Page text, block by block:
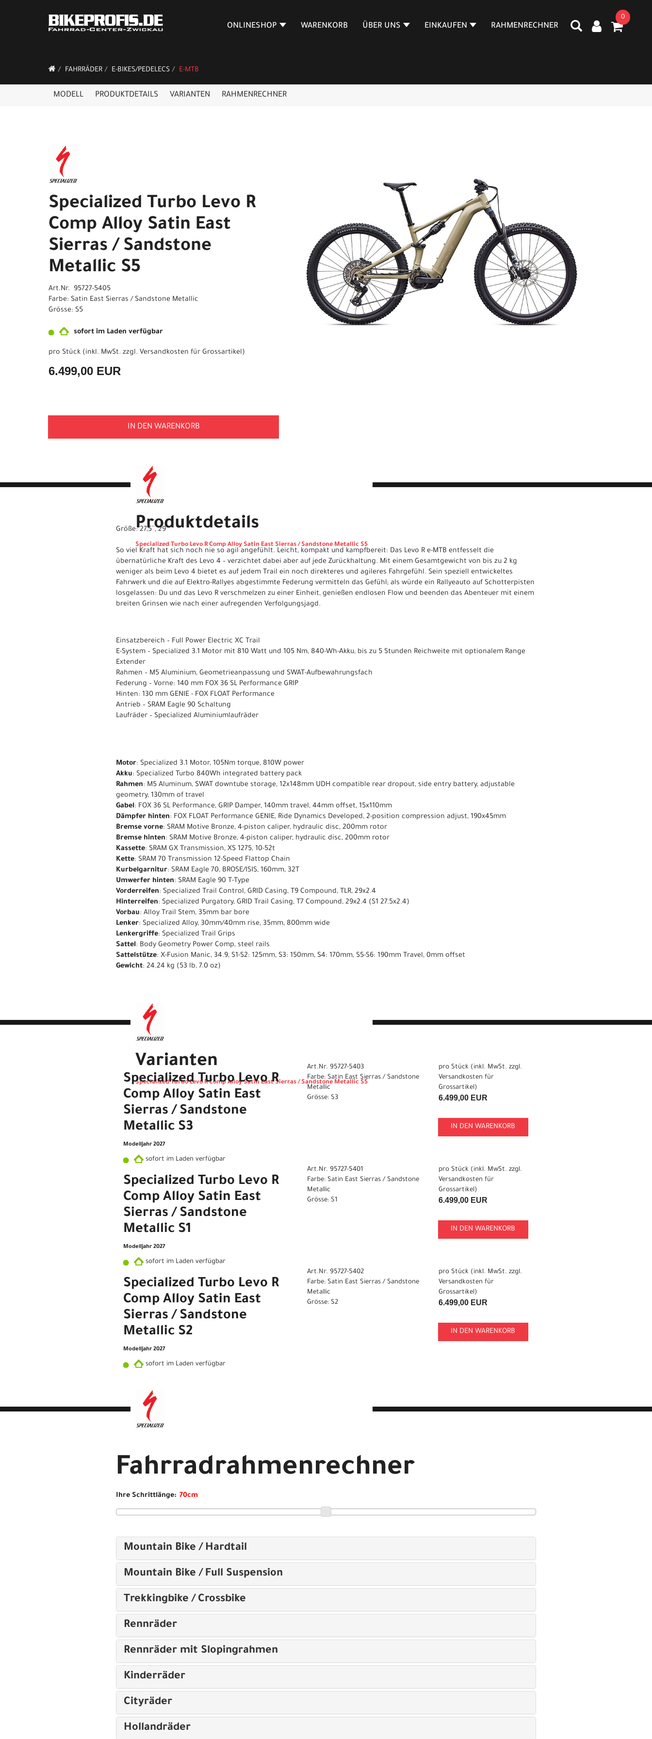
0
ONLINESHOP WARENKORB ÜBER UNS EINKAUFEN RAHMENRECHNER
FAHRRÄDER E-BIKES/PEDELECS E-MTB
MODELL PRODUKTDETAILS VARIANTEN RAHMENRECHNER
Specialized Turbo Levo R
Comp Alloy Satin East
Sierras / Sandstone
Metallic S5
Art.Nr. 95727-5405
Farbe: Satin East Sierras / Sandstone Metallic
Grösse: S5
sofort im Laden verfügbar
pro Stück (inkl. MwSt. zzgl. Versandkosten für Grossartikel)
6.499,00 EUR
IN DEN WARENKORB
Produktdetails
Specialized Turbo Levo R Comp Alloy Satin East Sierras / Sandstone Metallic S5
Größe: 27,5``, 29``
So viel Kraft hat sich noch nie so agil angefühlt. Leicht, kompakt und kampfbereit: Das Levo R e-MTB entfesselt die
übernatürliche Kraft des Levo 4 – verzichtet dabei aber auf jede Zurückhaltung. Mit einem Gesamtgewicht von bis zu 2 kg
weniger als beim Levo 4 bietet es auf jedem Trail ein noch direkteres und agileres Fahrgefühl. Sein speziell entwickeltes
Fahrwerk und die auf Elektro-Rallyes abgestimmte Federung vermitteln das Gefühl; als würde ein Rallyeauto auf Schotterpisten
losgelassen: Du und das Levo R verschmelzen zu einer Einheit, genießen endlosen Flow und beenden das Abenteuer mit einem
breiten Grinsen wie nach einer aufregenden Verfolgungsjagd.
Einsatzbereich – Full Power Electric XC Trail
E-System – Specialized 3.1 Motor mit 810 Watt und 105 Nm, 840-Wh-Akku, bis zu 5 Stunden Reichweite mit optionalem Range
Extender
Rahmen – M5 Aluminium, Geometrieanpassung und SWAT-Aufbewahrungsfach
Federung – Vorne: 140 mm FOX 36 SL Performance GRIP
Hinten: 130 mm GENIE - FOX FLOAT Performance
Antrieb – SRAM Eagle 90 Schaltung
Laufräder – Specialized Aluminiumlaufräder
Motor: Specialized 3.1 Motor, 105Nm torque, 810W power
Akku: Specialized Turbo 840Wh integrated battery pack
Rahmen: M5 Aluminum, SWAT downtube storage, 12x148mm UDH compatible rear dropout, side entry battery, adjustable
geometry, 130mm of travel
Gabel: FOX 36 SL Performance, GRIP Damper, 140mm travel, 44mm offset, 15x110mm
Dämpfer hinten: FOX FLOAT Performance GENIE, Ride Dynamics Developed, 2-position compression adjust, 190x45mm
Bremse vorne: SRAM Motive Bronze, 4-piston caliper, hydraulic disc, 200mm rotor
Bremse hinten: SRAM Motive Bronze, 4-piston caliper, hydraulic disc, 200mm rotor
Kassette: SRAM GX Transmission, XS 1275, 10-52t
Kette: SRAM 70 Transmission 12-Speed Flattop Chain
Kurbelgarnitur: SRAM Eagle 70, BROSE/ISIS, 160mm, 32T
Umwerfer hinten: SRAM Eagle 90 T-Type
Vorderreifen: Specialized Trail Control, GRID Casing, T9 Compound, TLR, 29x2.4
Hinterreifen: Specialized Purgatory, GRID Trail Casing, T7 Compound, 29x2.4 (S1 27.5x2.4)
Vorbau: Alloy Trail Stem, 35mm bar bore
Lenker: Specialized Alloy, 30mm/40mm rise, 35mm, 800mm wide
Lenkergriffe: Specialized Trail Grips
Sattel: Body Geometry Power Comp, steel rails
Sattelstütze: X-Fusion Manic, 34.9, S1-S2: 125mm, S3: 150mm, S4: 170mm, S5-S6: 190mm Travel, 0mm offset
Gewicht: 24.24 kg (53 lb, 7.0 oz)
Varianten
Specialized Turbo Levo R Comp Alloy Satin East Sierras / Sandstone Metallic S5
Specialized Turbo Levo R
Comp Alloy Satin East
Sierras / Sandstone
Metallic S3
Modelljahr 2027
sofort im Laden verfügbar
Art.Nr. 95727-5403
Farbe: Satin East Sierras / Sandstone
Metallic
Grösse: S3
pro Stück (inkl. MwSt. zzgl.
Versandkosten für
Grossartikel)
6.499,00 EUR
IN DEN WARENKORB
Specialized Turbo Levo R
Comp Alloy Satin East
Sierras / Sandstone
Metallic S1
Modelljahr 2027
sofort im Laden verfügbar
Art.Nr. 95727-5401
Farbe: Satin East Sierras / Sandstone
Metallic
Grösse: S1
pro Stück (inkl. MwSt. zzgl.
Versandkosten für
Grossartikel)
6.499,00 EUR
IN DEN WARENKORB
Specialized Turbo Levo R
Comp Alloy Satin East
Sierras / Sandstone
Metallic S2
Modelljahr 2027
sofort im Laden verfügbar
Art.Nr. 95727-5402
Farbe: Satin East Sierras / Sandstone
Metallic
Grösse: S2
pro Stück (inkl. MwSt. zzgl.
Versandkosten für
Grossartikel)
6.499,00 EUR
IN DEN WARENKORB
Specialized Turbo Levo R Comp Alloy Satin East Sierras / Sandstone Metallic S5
Fahrradrahmenrechner
Ihre Schrittlänge:
Mountain Bike / Hardtail
Mountain Bike / Full Suspension
Trekkingbike / Crossbike
Rennräder
Rennräder mit Slopingrahmen
Kinderräder
Cityräder
Hollandräder